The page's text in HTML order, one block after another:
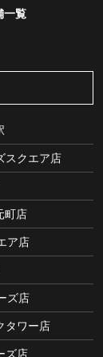
一覧
スクエア店
町店
ア店
ズ店
タワー店
ズ店